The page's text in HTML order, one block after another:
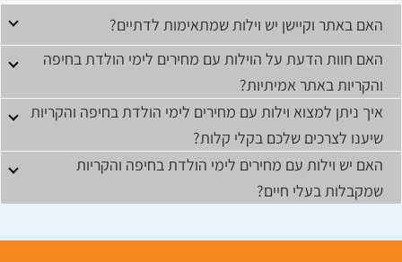
האם באתר וקיישן יש וילות שמתאימות לדתיים?
האם חוות הדעת על הוילות עם מחירים לימי הולדת בחיפה
והקריות באתר אמיתיות?
איך ניתן למצוא וילות עם מחירים לימי הולדת בחיפה והקריות
שיענו לצרכים שלכם בקלי קלות?
האם יש וילות עם מחירים לימי הולדת בחיפה והקריות
שמקבלות בעלי חיים?